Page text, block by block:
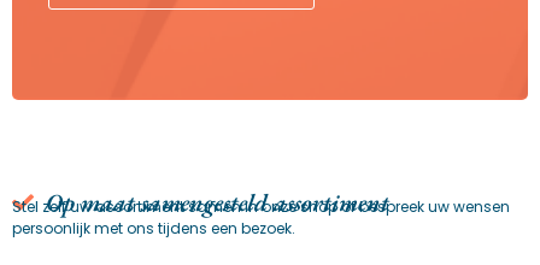
Op maat samengesteld assortiment
Stel zelf uw assortiment samen in onze shop of bespreek uw wensen
persoonlijk met ons tijdens een bezoek.